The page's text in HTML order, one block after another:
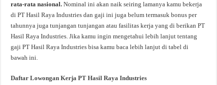
rata-rata nasional.Nominal ini akan naik seiring lamanya kamu bekerja
di PT Hasil Raya Industries dan gaji ini juga belum termasuk bonus per
tahunnya juga tunjangan tunjangan atau fasilitas kerja yang di berikan PT
Hasil Raya Industries. Jika kamu ingin mengetahui lebih lanjut tentang
gaji PT Hasil Raya Industries bisa kamu baca lebih lanjut di tabel di
bawah ini.
Daftar Lowongan Kerja PT Hasil Raya Industries